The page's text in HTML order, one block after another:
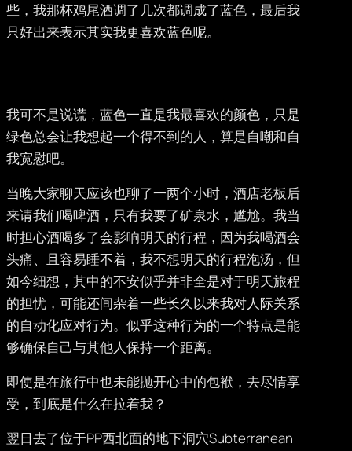
些，我那杯鸡尾酒调了几次都调成了蓝色，最后我
只好出来表示其实我更喜欢蓝色呢。
我可不是说谎，蓝色一直是我最喜欢的颜色，只是
绿色总会让我想起一个得不到的人，算是自嘲和自
我宽慰吧。
当晚大家聊天应该也聊了一两个小时，酒店老板后
来请我们喝啤酒，只有我要了矿泉水，尴尬。我当
时担心酒喝多了会影响明天的行程，因为我喝酒会
头痛、且容易睡不着，我不想明天的行程泡汤，但
如今细想，其中的不安似乎并非全是对于明天旅程
的担忧，可能还间杂着一些长久以来我对人际关系
的自动化应对行为。似乎这种行为的一个特点是能
够确保自己与其他人保持一个距离。
即使是在旅行中也未能抛开心中的包袱，去尽情享
受，到底是什么在拉着我？
翌日去了位于PP西北面的地下洞穴Subterranean